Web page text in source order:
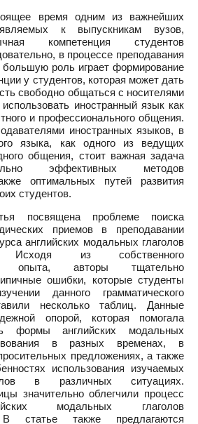
время одним из важнейших
к выпускникам вузов,
компетенция студентов
в процессе преподавания
большую роль играет формирование
у студентов, которая может дать
свободно общаться с носителями
использовать иностранный язык как
и профессионального общения.
иностранных языков, в
языка, как одного из ведущих
общения, стоит важная задача
эффективных методов
оптимальных путей развития
студентов.
посвящена проблеме поиска
приемов в преподавании
английских модальных глаголов
Исходя из собственного
опыта, авторы тщательно
ошибки, которые студенты
данного грамматического
несколько таблиц. Данные
опорой, которая помогала
формы английских модальных
в разных временах, в
предложениях, а также
использования изучаемых
в различных ситуациях.
значительно облегчили процесс
модальных глаголов
В статье также предлагаются